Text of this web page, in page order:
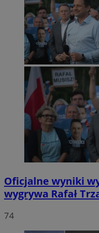
Oficjalne wyniki
wygrywa Rafał
74